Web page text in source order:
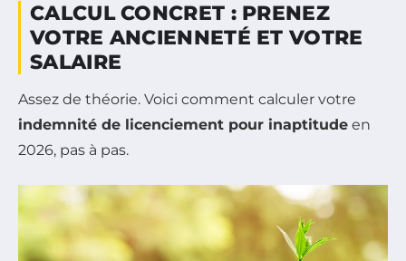
CALCUL CONCRET : PRENEZ
VOTRE ANCIENNETÉ ET VOTRE
SALAIRE
Assez de théorie. Voici comment calculer votre
indemnité de licenciement pour inaptitude en
2026, pas à pas.